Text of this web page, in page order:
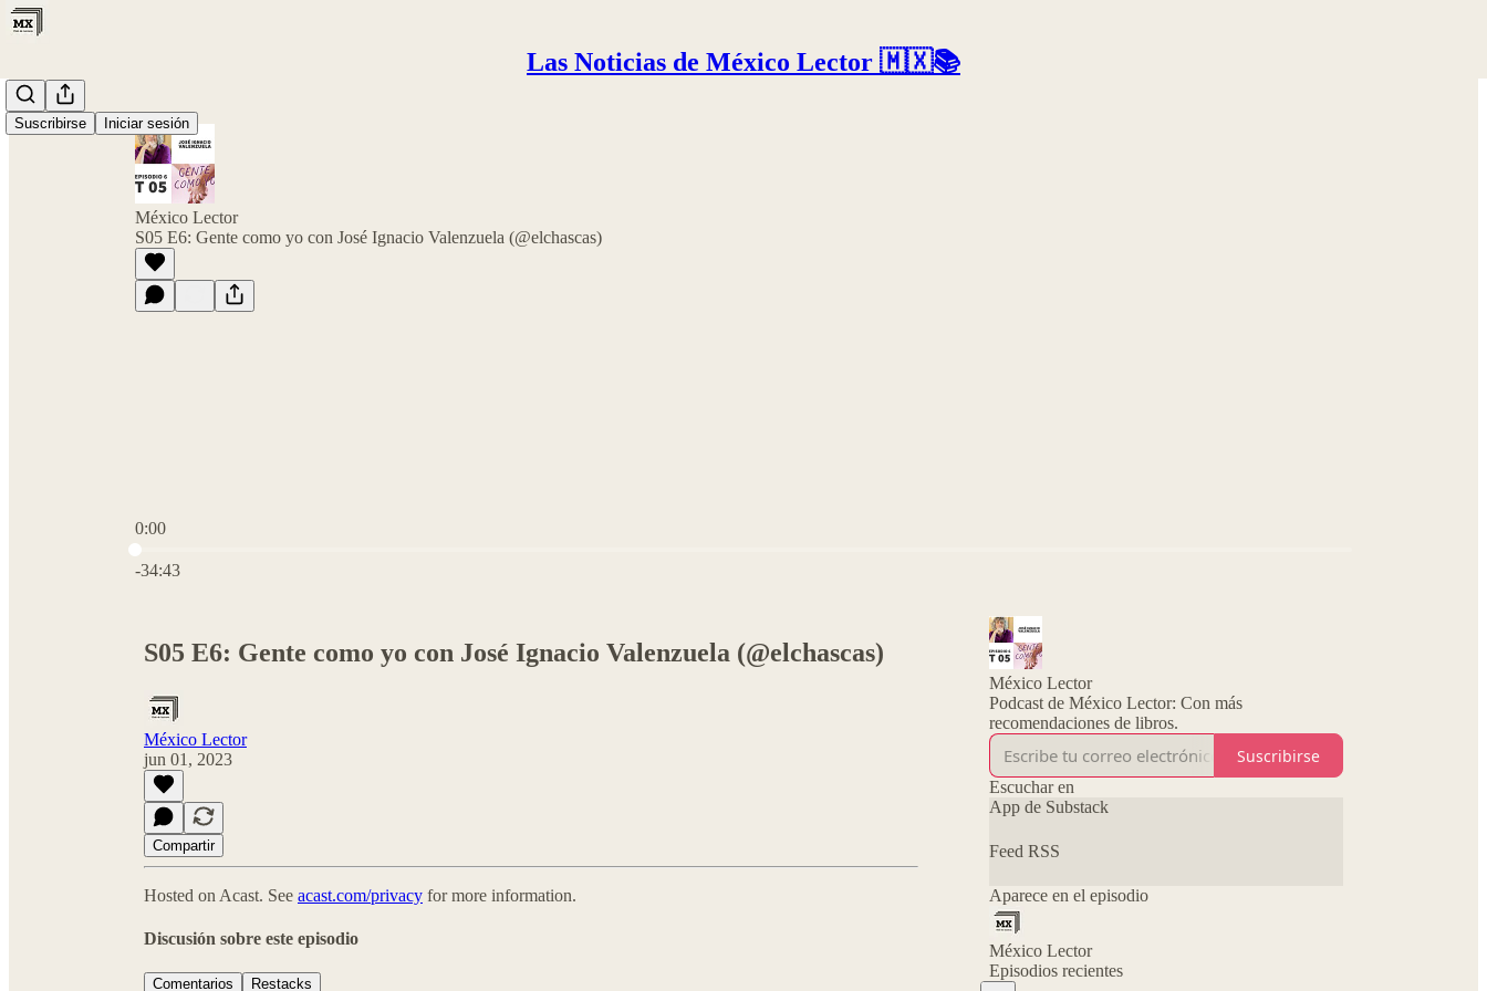
Las Noticias de México Lector 🇲🇽📚
Suscribirse Iniciar sesión
México Lector
S05 E6: Gente como yo con José Ignacio Valenzuela (@elchascas)
0:00
Hora actual: 0:00 / Tiempo total: -34:43
-34:43
S05 E6: Gente como yo con José Ignacio Valenzuela (@elchascas)
México Lector
jun 01, 2023
Compartir
Hosted on Acast. See acast.com/privacy for more information.
Discusión sobre este episodio
Comentarios Restacks
México Lector
Podcast de México Lector: Con más
recomendaciones de libros.
Suscribirse
Escuchar en
App de Substack
Feed RSS
Aparece en el episodio
México Lector
Episodios recientes